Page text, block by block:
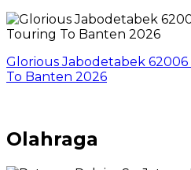
Glorious Jabodetabek
To Banten 2026
Olahraga